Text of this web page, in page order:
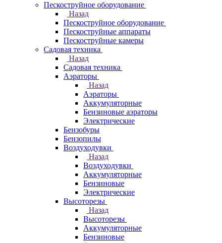
Пескоструйное оборудование
Назад
Пескоструйное оборудование
Пескоструйные аппараты
Пескоструйные камеры
Садовая техника
Назад
Садовая техника
Аэраторы
Назад
Аэраторы
Аккумуляторные
Бензиновые аэраторы
Электрические
Бензобуры
Бензопилы
Воздуходувки
Назад
Воздуходувки
Аккумуляторные
Бензиновые
Электрические
Высоторезы
Назад
Высоторезы
Аккумуляторные
Бензиновые